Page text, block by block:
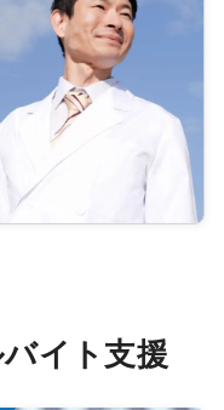
イト支援